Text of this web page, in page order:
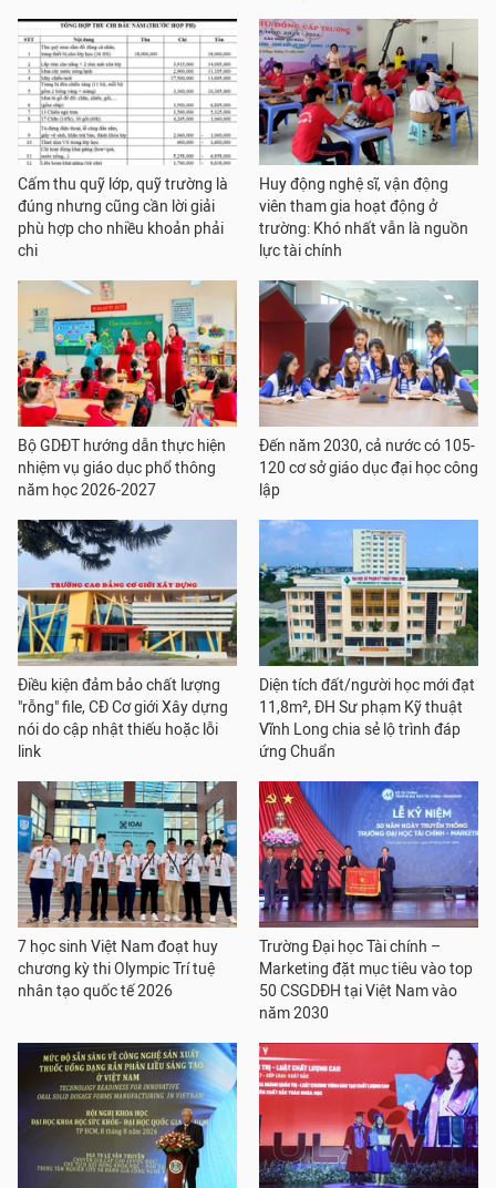
Cấm thu quỹ lớp, quỹ trường là
đúng nhưng cũng cần lời giải
phù hợp cho nhiều khoản phải
chi
Huy động nghệ sĩ, vận động
viên tham gia hoạt động ở
trường: Khó nhất vẫn là nguồn
lực tài chính
Bộ GDĐT hướng dẫn thực hiện
nhiệm vụ giáo dục phổ thông
năm học 2026-2027
Đến năm 2030, cả nước có 105-
120 cơ sở giáo dục đại học công
lập
Điều kiện đảm bảo chất lượng
"rỗng" file, CĐ Cơ giới Xây dựng
nói do cập nhật thiếu hoặc lỗi
link
Diện tích đất/người học mới đạt
11,8m², ĐH Sư phạm Kỹ thuật
Vĩnh Long chia sẻ lộ trình đáp
ứng Chuẩn
7 học sinh Việt Nam đoạt huy
chương kỳ thi Olympic Trí tuệ
nhân tạo quốc tế 2026
Trường Đại học Tài chính –
Marketing đặt mục tiêu vào top
50 CSGDĐH tại Việt Nam vào
năm 2030